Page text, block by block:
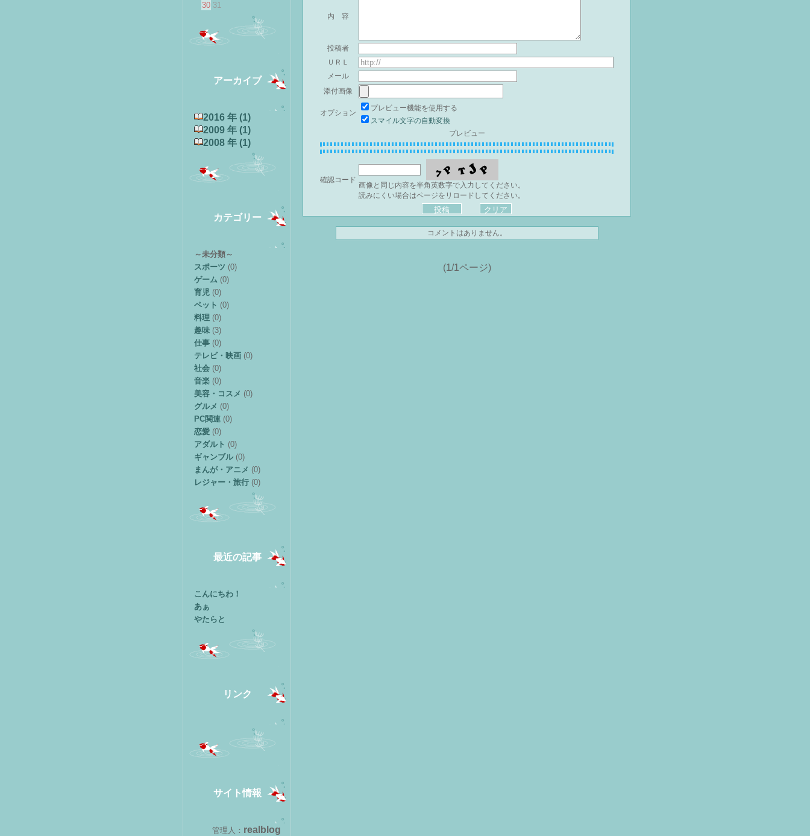
30 31
アーカイブ
2016 年 (1)
2009 年 (1)
2008 年 (1)
カテゴリー
～未分類～
スポーツ (0)
ゲーム (0)
育児 (0)
ペット (0)
料理 (0)
趣味 (3)
仕事 (0)
テレビ・映画 (0)
社会 (0)
音楽 (0)
美容・コスメ (0)
グルメ (0)
PC関連 (0)
恋愛 (0)
アダルト (0)
ギャンブル (0)
まんが・アニメ (0)
レジャー・旅行 (0)
最近の記事
こんにちわ！
あぁ
やたらと
リンク
サイト情報
管理人： realblog
内 容
投稿者
ＵＲＬ
メール
添付画像
オプション
プレビュー機能を使用する
スマイル文字の自動変換
プレビュー
確認コード
画像と同じ内容を半角英数字で入力してください。
読みにくい場合はページをリロードしてください。
コメントはありません。
(1/1ページ)